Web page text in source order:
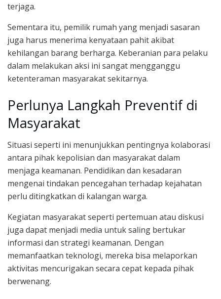
terjaga.
Sementara itu, pemilik rumah yang menjadi sasaran
juga harus menerima kenyataan pahit akibat
kehilangan barang berharga. Keberanian para pelaku
dalam melakukan aksi ini sangat mengganggu
ketenteraman masyarakat sekitarnya.
Perlunya Langkah Preventif di
Masyarakat
Situasi seperti ini menunjukkan pentingnya kolaborasi
antara pihak kepolisian dan masyarakat dalam
menjaga keamanan. Pendidikan dan kesadaran
mengenai tindakan pencegahan terhadap kejahatan
perlu ditingkatkan di kalangan warga.
Kegiatan masyarakat seperti pertemuan atau diskusi
juga dapat menjadi media untuk saling bertukar
informasi dan strategi keamanan. Dengan
memanfaatkan teknologi, mereka bisa melaporkan
aktivitas mencurigakan secara cepat kepada pihak
berwenang.